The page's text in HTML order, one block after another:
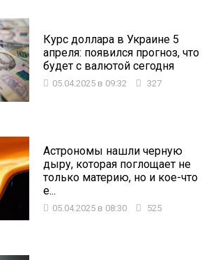
Курс доллара в Украине 5
апреля: появился прогноз, что
будет с валютой сегодня
05.04.2025 в 09:32 327
Астрономы нашли черную
дыру, которая поглощает не
только материю, но и кое-что
е...
05.04.2025 в 08:30 525